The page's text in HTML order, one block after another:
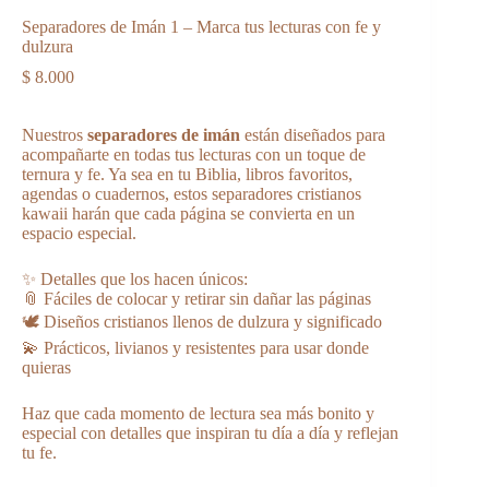
Separadores de Imán 1 – Marca tus lecturas con fe y
dulzura
$ 8.000
Nuestros separadores de imán están diseñados para
acompañarte en todas tus lecturas con un toque de
ternura y fe. Ya sea en tu Biblia, libros favoritos,
agendas o cuadernos, estos separadores cristianos
kawaii harán que cada página se convierta en un
espacio especial.
✨ Detalles que los hacen únicos:
📎 Fáciles de colocar y retirar sin dañar las páginas
🕊️ Diseños cristianos llenos de dulzura y significado
💫 Prácticos, livianos y resistentes para usar donde
quieras
Haz que cada momento de lectura sea más bonito y
especial con detalles que inspiran tu día a día y reflejan
tu fe.